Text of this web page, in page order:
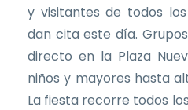
y visitantes de todos
dan cita este día.
directo en la Plaza
niños y mayores hasta
La fiesta recorre todos